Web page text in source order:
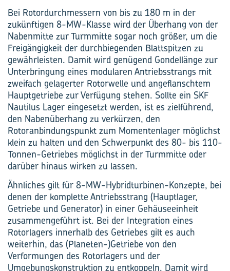
Bei Rotordurchmessern von bis zu 180 m in der
zukünftigen 8-MW-Klasse wird der Überhang von der
Nabenmitte zur Turmmitte sogar noch größer, um die
Freigängigkeit der durchbiegenden Blattspitzen zu
gewährleisten. Damit wird genügend Gondellänge zur
Unterbringung eines modularen Antriebsstrangs mit
zweifach gelagerter Rotorwelle und angeflanschtem
Hauptgetriebe zur Verfügung stehen. Sollte ein SKF
Nautilus Lager eingesetzt werden, ist es zielführend,
den Nabenüberhang zu verkürzen, den
Rotoranbindungspunkt zum Momentenlager möglichst
klein zu halten und den Schwerpunkt des 80- bis 110-
Tonnen-Getriebes möglichst in der Turmmitte oder
darüber hinaus wirken zu lassen.
Ähnliches gilt für 8-MW-Hybridturbinen-Konzepte, bei
denen der komplette Antriebsstrang (Hauptlager,
Getriebe und Generator) in einer Gehäuseeinheit
zusammengeführt ist. Bei der Integration eines
Rotorlagers innerhalb des Getriebes gilt es auch
weiterhin, das (Planeten-)Getriebe von den
Verformungen des Rotorlagers und der
Umgebungskonstruktion zu entkoppeln. Damit wird